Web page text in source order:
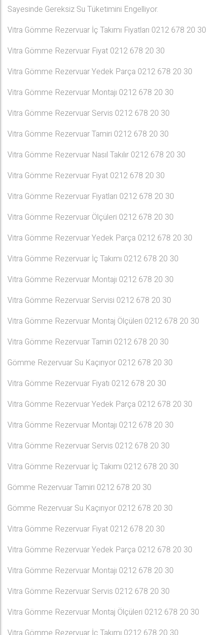
Sayesinde Gereksiz Su Tüketimini Engelliyor.
Vitra Gömme Rezervuar İç Takımı Fiyatları 0212 678 20 30
Vitra Gömme Rezervuar Fiyat 0212 678 20 30
Vitra Gömme Rezervuar Yedek Parça 0212 678 20 30
Vitra Gömme Rezervuar Montajı 0212 678 20 30
Vitra Gömme Rezervuar Servis 0212 678 20 30
Vitra Gömme Rezervuar Tamiri 0212 678 20 30
Vitra Gömme Rezervuar Nasıl Takılır 0212 678 20 30
Vitra Gömme Rezervuar Fiyat 0212 678 20 30
Vitra Gömme Rezervuar Fiyatları 0212 678 20 30
Vitra Gömme Rezervuar Ölçüleri 0212 678 20 30
Vitra Gömme Rezervuar Yedek Parça 0212 678 20 30
Vitra Gömme Rezervuar İç Takımı 0212 678 20 30
Vitra Gömme Rezervuar Montajı 0212 678 20 30
Vitra Gömme Rezervuar Servisi 0212 678 20 30
Vitra Gömme Rezervuar Montaj Ölçüleri 0212 678 20 30
Vitra Gömme Rezervuar Tamiri 0212 678 20 30
Gömme Rezervuar Su Kaçırıyor 0212 678 20 30
Vitra Gömme Rezervuar Fiyatı 0212 678 20 30
Vitra Gömme Rezervuar Yedek Parça 0212 678 20 30
Vitra Gömme Rezervuar Montajı 0212 678 20 30
Vitra Gömme Rezervuar Servis 0212 678 20 30
Vitra Gömme Rezervuar İç Takımı 0212 678 20 30
Gömme Rezervuar Tamiri 0212 678 20 30
Gömme Rezervuar Su Kaçırıyor 0212 678 20 30
Vitra Gömme Rezervuar Fiyat 0212 678 20 30
Vitra Gömme Rezervuar Yedek Parça 0212 678 20 30
Vitra Gömme Rezervuar Montajı 0212 678 20 30
Vitra Gömme Rezervuar Servis 0212 678 20 30
Vitra Gömme Rezervuar Montaj Ölçüleri 0212 678 20 30